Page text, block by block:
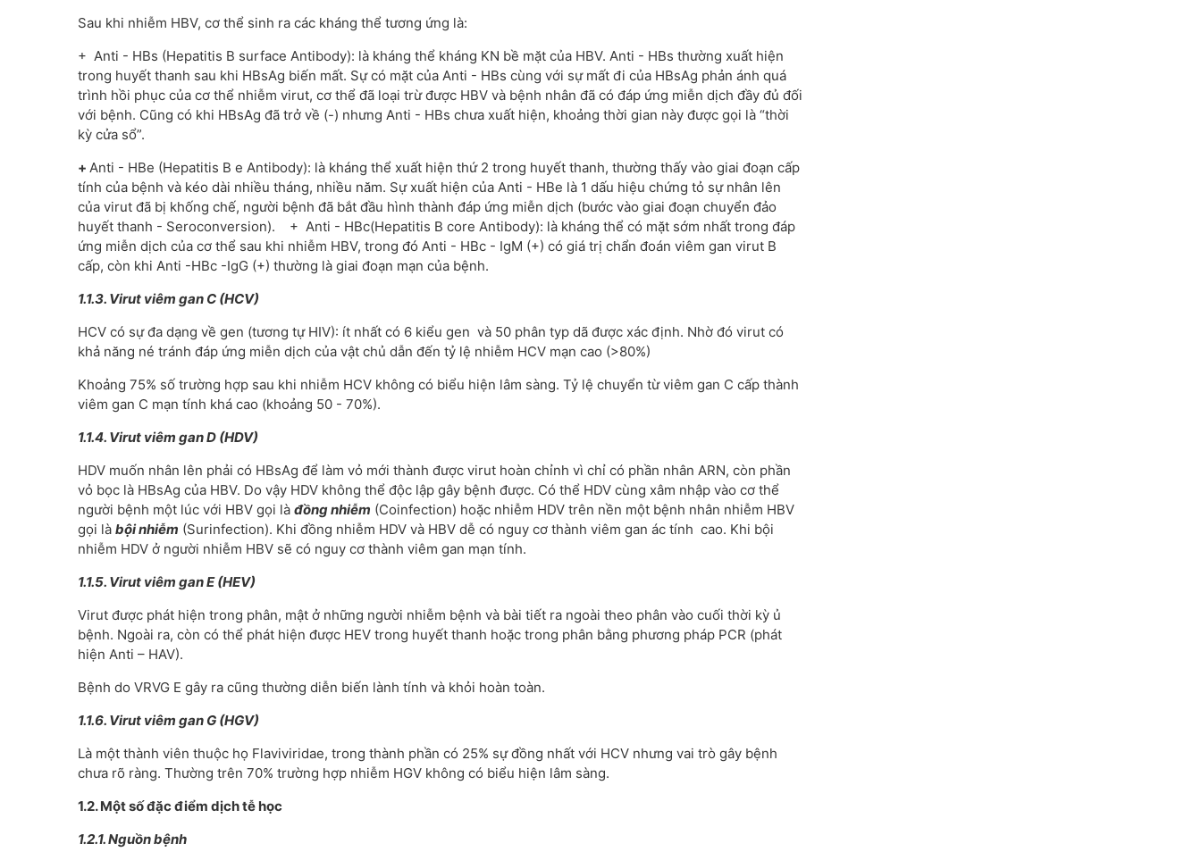
Sau khi nhiễm HBV, cơ thể sinh ra các kháng thể tương ứng là:
+ Anti - HBs (Hepatitis B surface Antibody): là kháng thể kháng KN bề mặt của HBV. Anti - HBs thường xuất hiện
trong huyết thanh sau khi HBsAg biến mất. Sự có mặt của Anti - HBs cùng với sự mất đi của HBsAg phản ánh quá
trình hồi phục của cơ thể nhiễm virut, cơ thể đã loại trừ được HBV và bệnh nhân đã có đáp ứng miễn dịch đầy đủ đối
với bệnh. Cũng có khi HBsAg đã trở về (-) nhưng Anti - HBs chưa xuất hiện, khoảng thời gian này được gọi là “thời
kỳ cửa sổ”.
+ Anti - HBe (Hepatitis B e Antibody): là kháng thể xuất hiện thứ 2 trong huyết thanh, thường thấy vào giai đoạn cấp
tính của bệnh và kéo dài nhiều tháng, nhiều năm. Sự xuất hiện của Anti - HBe là 1 dấu hiệu chứng tỏ sự nhân lên
của virut đã bị khống chế, người bệnh đã bắt đầu hình thành đáp ứng miễn dịch (bước vào giai đoạn chuyển đảo
huyết thanh - Seroconversion). + Anti - HBc(Hepatitis B core Antibody): là kháng thể có mặt sớm nhất trong đáp
ứng miễn dịch của cơ thể sau khi nhiễm HBV, trong đó Anti - HBc - IgM (+) có giá trị chẩn đoán viêm gan virut B
cấp, còn khi Anti -HBc -IgG (+) thường là giai đoạn mạn của bệnh.
1.1.3. Virut viêm gan C (HCV)
HCV có sự đa dạng về gen (tương tự HIV): ít nhất có 6 kiểu gen và 50 phân typ dã được xác định. Nhờ đó virut có
khả năng né tránh đáp ứng miễn dịch của vật chủ dẫn đến tỷ lệ nhiễm HCV mạn cao (>80%)
Khoảng 75% số trường hợp sau khi nhiễm HCV không có biểu hiện lâm sàng. Tỷ lệ chuyển từ viêm gan C cấp thành
viêm gan C mạn tính khá cao (khoảng 50 - 70%).
1.1.4. Virut viêm gan D (HDV)
HDV muốn nhân lên phải có HBsAg để làm vỏ mới thành được virut hoàn chỉnh vì chỉ có phần nhân ARN, còn phần
vỏ bọc là HBsAg của HBV. Do vậy HDV không thể độc lập gây bệnh được. Có thể HDV cùng xâm nhập vào cơ thể
người bệnh một lúc với HBV gọi là đồng nhiễm (Coinfection) hoặc nhiễm HDV trên nền một bệnh nhân nhiễm HBV
gọi là bội nhiễm (Surinfection). Khi đồng nhiễm HDV và HBV dễ có nguy cơ thành viêm gan ác tính cao. Khi bội
nhiễm HDV ở người nhiễm HBV sẽ có nguy cơ thành viêm gan mạn tính.
1.1.5. Virut viêm gan E (HEV)
Virut được phát hiện trong phân, mật ở những người nhiễm bệnh và bài tiết ra ngoài theo phân vào cuối thời kỳ ủ
bệnh. Ngoài ra, còn có thể phát hiện được HEV trong huyết thanh hoặc trong phân bằng phương pháp PCR (phát
hiện Anti – HAV).
Bệnh do VRVG E gây ra cũng thường diễn biến lành tính và khỏi hoàn toàn.
1.1.6. Virut viêm gan G (HGV)
Là một thành viên thuộc họ Flaviviridae, trong thành phần có 25% sự đồng nhất với HCV nhưng vai trò gây bệnh
chưa rõ ràng. Thường trên 70% trường hợp nhiễm HGV không có biểu hiện lâm sàng.
1.2. Một số đặc điểm dịch tễ học
1.2.1. Nguồn bệnh